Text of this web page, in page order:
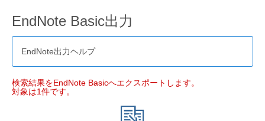
EndNote Basic出力
EndNote出力ヘルプ
検索結果をEndNote Basicへエクスポートします。
対象は1件です。